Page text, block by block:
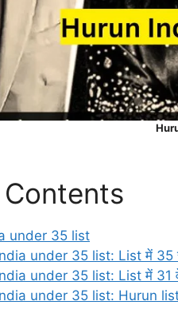
under 35 list
under 35 list: List में 35
under 35 list: List में 31 वें
under 35 list: Hurun list